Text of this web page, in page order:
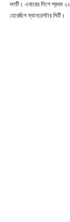
দলটি। এবারের লিগে প্রথম
হেরেছিল ম্যানচেস্টার সিটি।